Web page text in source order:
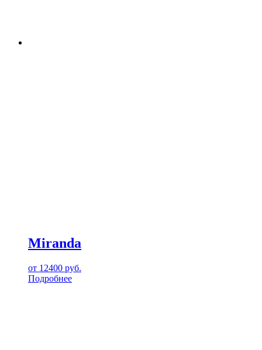
Miranda
от 12400 руб.
Подробнее